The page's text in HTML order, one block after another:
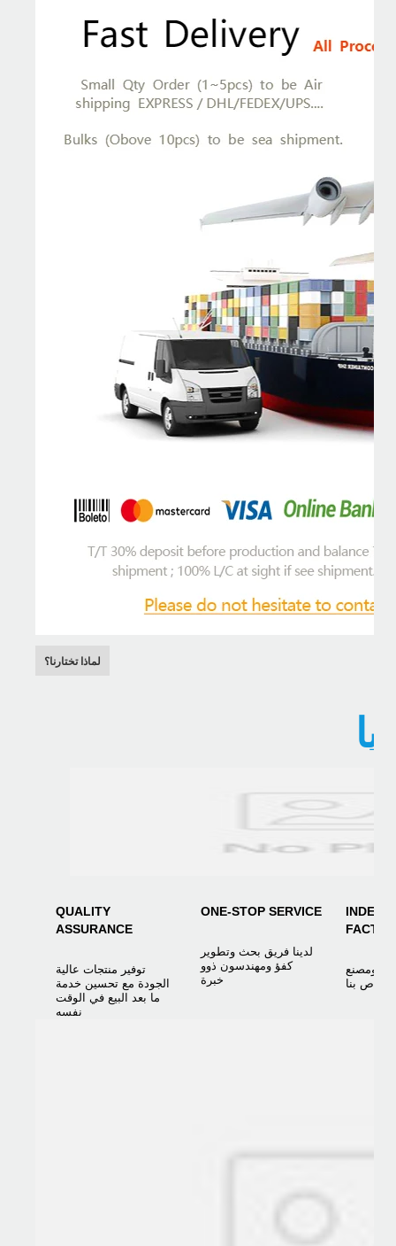
لماذا تختارنا؟
يا
QUALITY
ASSURANCE
توفير منتجات عالية
الجودة مع تحسين خدمة
ما بعد البيع في الوقت
نفسه
ONE-STOP SERVICE
لدينا فريق بحث وتطوير
كفؤ ومهندسون ذوو
خبرة
FACTOR
ومصنع
خاص بنا